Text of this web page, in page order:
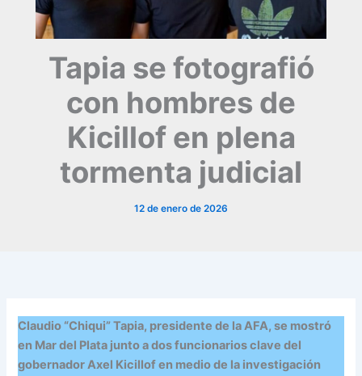
Tapia se fotografió
con hombres de
Kicillof en plena
tormenta judicial
12 de enero de 2026
Claudio “Chiqui” Tapia, presidente de la AFA, se mostró
en Mar del Plata junto a dos funcionarios clave del
gobernador Axel Kicillof en medio de la investigación